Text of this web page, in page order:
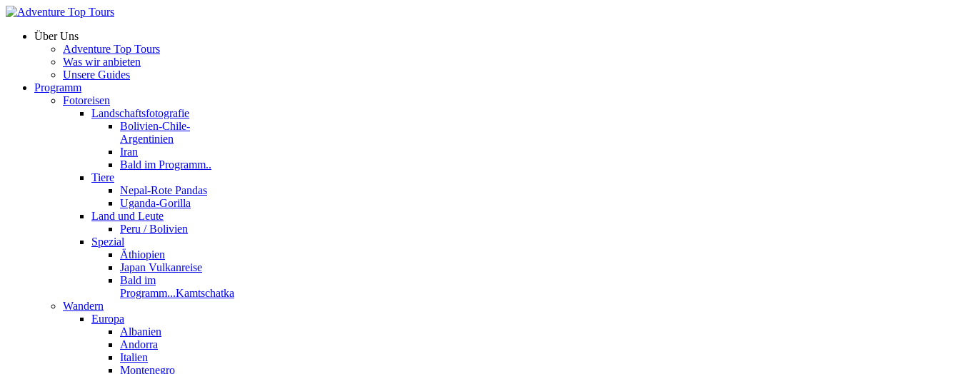
Über Uns
Adventure Top Tours
Was wir anbieten
Unsere Guides
Programm
Fotoreisen
Landschaftsfotografie
Bolivien-Chile-
Argentinien
Iran
Bald im Programm..
Tiere
Nepal-Rote Pandas
Uganda-Gorilla
Land und Leute
Peru / Bolivien
Spezial
Äthiopien
Japan Vulkanreise
Bald im
Programm...Kamtschatka
Wandern
Europa
Albanien
Andorra
Italien
Montenegro